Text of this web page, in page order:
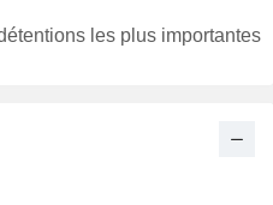
0,01%
les plus importantes